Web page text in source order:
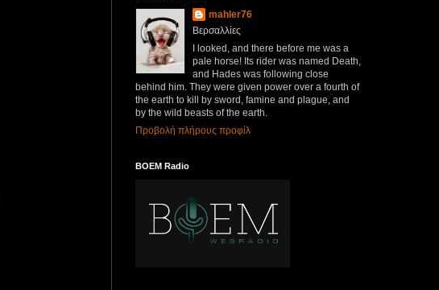
mahler76
Βερσαλλίες
I looked, and there before me was a
pale horse! Its rider was named Death,
and Hades was following close
behind him. They were given power over a fourth of
the earth to kill by sword, famine and plague, and
by the wild beasts of the earth.
Προβολή πλήρους προφίλ
ΒΟΕΜ Radio